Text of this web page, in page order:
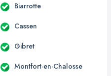
Biarrotte
Cassen
Gibret
Montfort-en-Chalosse